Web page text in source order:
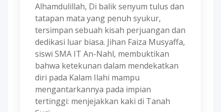
Alhamdulillah, Di balik senyum tulus dan
tatapan mata yang penuh syukur,
tersimpan sebuah kisah perjuangan dan
dedikasi luar biasa. Jihan Faiza Musyaffa,
siswi SMA IT An-Nahl, membuktikan
bahwa ketekunan dalam mendekatkan
diri pada Kalam Ilahi mampu
mengantarkannya pada impian
tertinggi: menjejakkan kaki di Tanah